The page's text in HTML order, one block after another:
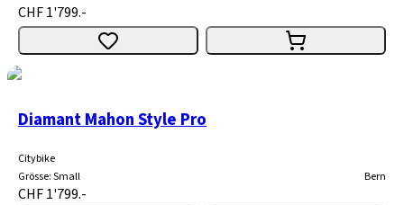
CHF 1'799.-
Diamant Mahon Style Pro
Citybike
Grösse:Small Bern
CHF 1'799.-